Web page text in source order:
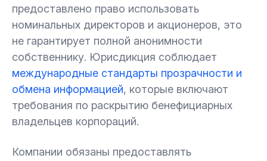
предоставлено право использовать
номинальных директоров и акционеров, это
не гарантирует полной анонимности
собственнику. Юрисдикция соблюдает
международные стандарты прозрачности и
обмена информацией, которые включают
требования по раскрытию бенефициарных
владельцев корпораций.
Компании обязаны предоставлять